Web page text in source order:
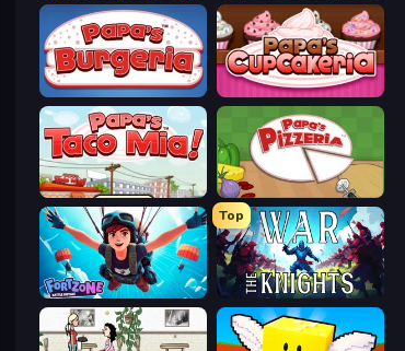
Papa's Burgeria Papas Cupcakeria
Papa's Taco Mia Papa's Pizzeria
Fortzone Battle Royale
Top
War the Knights